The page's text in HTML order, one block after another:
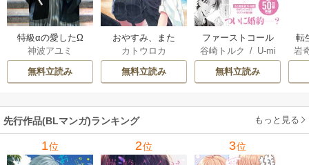
特級αの愛したΩ
神波アユミ
無料立読み
おやすみ、また
ね。ましろくん。
【電子限定漫画付
き】
カトウロカ
無料立読み
ファーストコール
～童貞外科医、年
下ヤクザの嫁にさ
れそうです！～
ア限定描き下ろし
谷崎トルク / U-mi
n
無料立読み
転
な
岩
先行作品(BLマンガ)ランキング もっと見る
1位 2位 3位